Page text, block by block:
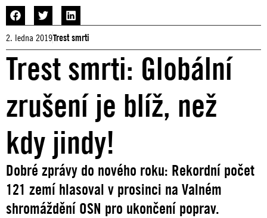
2. ledna 2019Trest smrti
Trest smrti: Globální
zrušení je blíž, než
kdy jindy!
Dobré zprávy do nového roku: Rekordní počet
121 zemí hlasoval v prosinci na Valném
shromáždění OSN pro ukončení poprav.